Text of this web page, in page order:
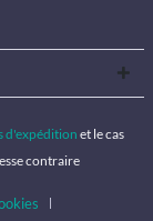
d'expédition et le cas
contraire